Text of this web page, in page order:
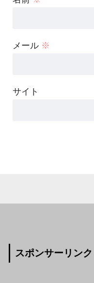
メール ※
サイト
スポンサーリンク